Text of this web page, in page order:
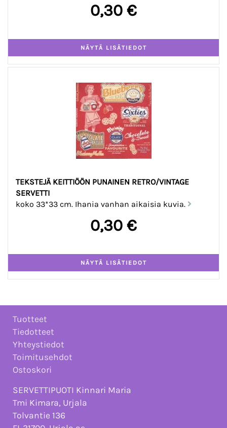
0,30 €
TEKSTEJÄ KEITTIÖÖN PUNAINEN RETRO/VINTAGE
SERVETTI
koko 33*33 cm. Ihania vanhan aikaisia kuvia.
0,30 €
Tuotteet
Tiedotteet
Yhteystiedot
Toimitusehdot
Ostoskori
SERVETTIPUOTI Kinnari Maria
Tmi Kimara, Urjala
Tolvantie 136